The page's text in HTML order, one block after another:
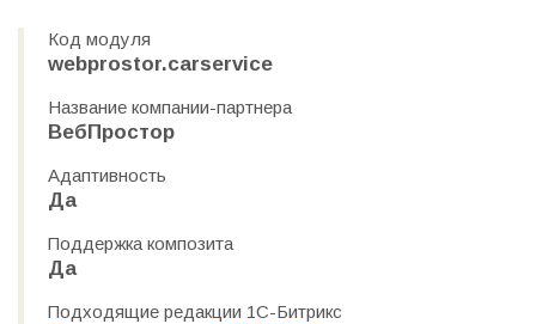
Код модуля
webprostor.carservice
Название компании-партнера
ВебПростор
Адаптивность
Да
Поддержка композита
Да
Подходящие редакции 1С-Битрикс